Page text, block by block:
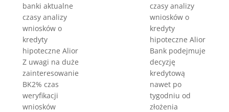
banki aktualne
czasy analizy
wniosków o
kredyty
hipoteczne Alior
Z uwagi na duże
zainteresowanie
BK2% czas
weryfikacji
wniosków
czasy analizy
wniosków o
kredyty
hipoteczne Alior
Bank podejmuje
decyzję
kredytową
nawet po
tygodniu od
złożenia